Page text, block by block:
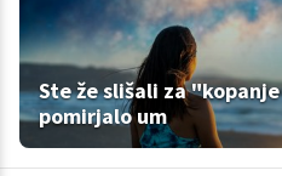
Ste že slišali za
pomirjalo um